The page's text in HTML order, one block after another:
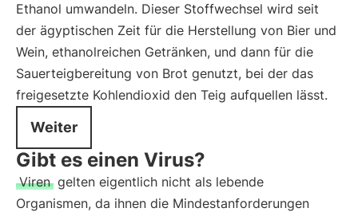
Ethanol umwandeln. Dieser Stoffwechsel wird seit
der ägyptischen Zeit für die Herstellung von Bier und
Wein, ethanolreichen Getränken, und dann für die
Sauerteigbereitung von Brot genutzt, bei der das
freigesetzte Kohlendioxid den Teig aufquellen lässt.
Weiter
Gibt es einen Virus?
Viren gelten eigentlich nicht als lebende
Organismen, da ihnen die Mindestanforderungen